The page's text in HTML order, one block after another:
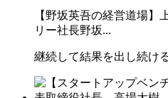
【野坂英吾の経営道場
リー社長野坂...
継続して結果を出し続け